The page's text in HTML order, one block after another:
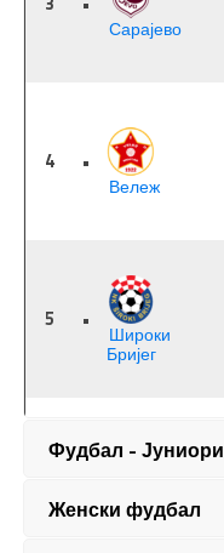
Фудбал - Јуниори
Женски фудбал